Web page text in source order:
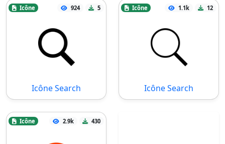
Icône 924 5
Icône Search
Icône 1.1k 12
Icône Search
Icône 2.9k 430